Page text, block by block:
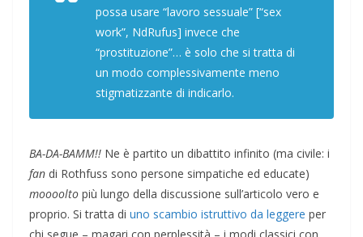
possa usare “lavoro sessuale” [“sex
work”, NdRufus] invece che
“prostituzione”… è solo che si tratta di
un modo complessivamente meno
stigmatizzante di indicarlo.
BA-DA-BAMM!! Ne è partito un dibattito infinito (ma civile: i
fan di Rothfuss sono persone simpatiche ed educate)
moooolto più lungo della discussione sull’articolo vero e
proprio. Si tratta di uno scambio istruttivo da leggere per